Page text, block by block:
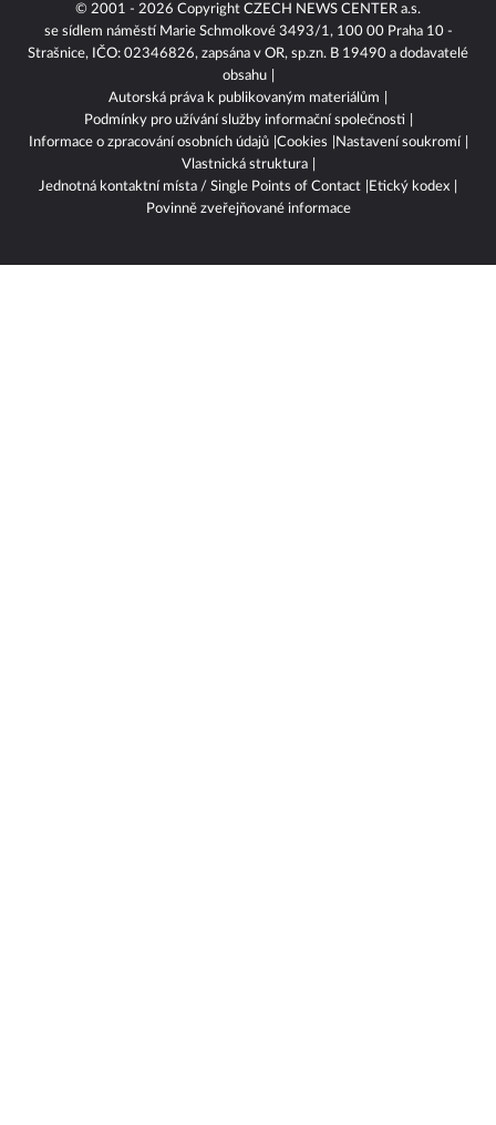
© 2001 - 2026 Copyright CZECH NEWS CENTER a.s.
se sídlem náměstí Marie Schmolkové 3493/1, 100 00 Praha 10 -
Strašnice, IČO: 02346826, zapsána v OR, sp.zn. B 19490 a dodavatelé
obsahu
Autorská práva k publikovaným materiálům
Podmínky pro užívání služby informační společnosti
Informace o zpracování osobních údajů Cookies
Nastavení soukromí
Vlastnická struktura
Jednotná kontaktní místa / Single Points of Contact
Etický kodex
Povinně zveřejňované informace